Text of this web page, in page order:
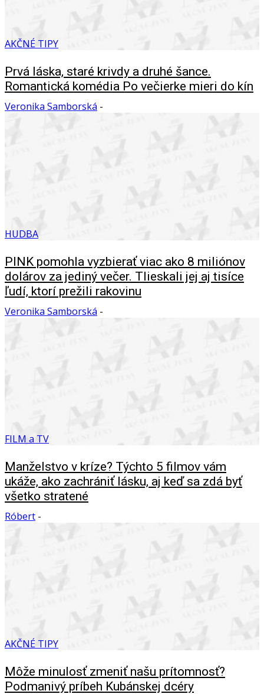
AKČNÉ TIPY
Prvá láska, staré krivdy a druhé šance.
Romantická komédia Po večierke mieri do kín
Veronika Samborská -
HUDBA
PINK pomohla vyzbierať viac ako 8 miliónov
dolárov za jediný večer. Tlieskali jej aj tisíce
ľudí, ktorí prežili rakovinu
Veronika Samborská -
FILM a TV
Manželstvo v kríze? Týchto 5 filmov vám
ukáže, ako zachrániť lásku, aj keď sa zdá byť
všetko stratené
Róbert -
AKČNÉ TIPY
Môže minulosť zmeniť našu prítomnosť?
Podmanivý príbeh Kubánskej dcéry